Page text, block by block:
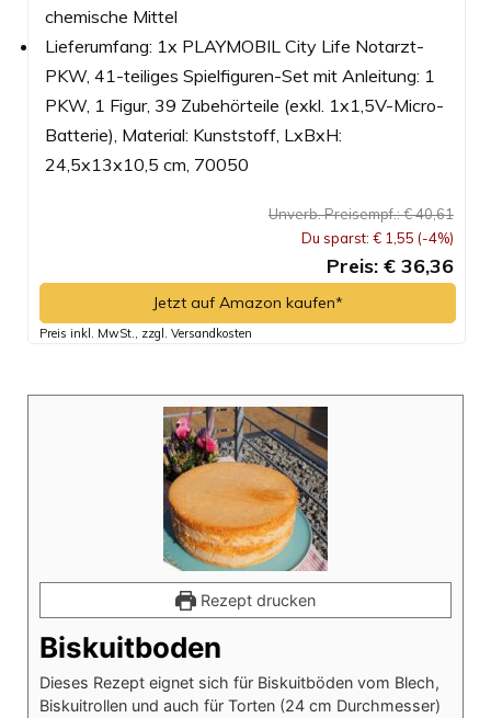
chemische Mittel
Lieferumfang: 1x PLAYMOBIL City Life Notarzt-
PKW, 41-teiliges Spielfiguren-Set mit Anleitung: 1
PKW, 1 Figur, 39 Zubehörteile (exkl. 1x1,5V-Micro-
Batterie), Material: Kunststoff, LxBxH:
24,5x13x10,5 cm, 70050
Unverb. Preisempf.: € 40,61
Du sparst: € 1,55 (-4%)
Preis: € 36,36
Jetzt auf Amazon kaufen*
Preis inkl. MwSt., zzgl. Versandkosten
Rezept drucken
Biskuitboden
Dieses Rezept eignet sich für Biskuitböden vom Blech,
Biskuitrollen und auch für Torten (24 cm Durchmesser)